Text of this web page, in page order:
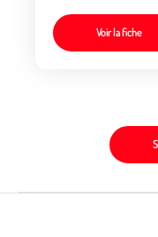
Voir la fiche